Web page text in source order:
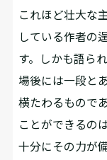
これほど壮大な
している作者の
す。しかも語ら
場後には一段と
横たわるもので
ことができるの
十分にその力が